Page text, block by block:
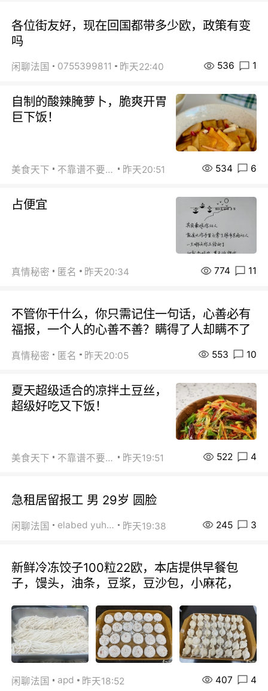
各位街友好，现在回国都带多少欧，政策有变
吗
闲聊法国 0755399811 昨天22:40 536 1
自制的酸辣腌萝卜，脆爽开胃
巨下饭！
美食天下 不靠谱不要联系 昨天20:51 534 6
占便宜
真情秘密 匿名 昨天20:34 774 11
不管你干什么，你只需记住一句话，心善必有
福报，一个人的心善不善？瞒得了人却瞒不了
真情秘密 匿名 昨天20:05 553 10
夏天超级适合的凉拌土豆丝，
超级好吃又下饭！
美食天下 不靠谱不要联系 昨天19:51 522 4
急租居留报工 男 29岁 圆脸
闲聊法国 elabed yuhua 昨天19:38 245 3
新鲜冷冻饺子100粒22欧，本店提供早餐包
子，馒头，油条，豆浆，豆沙包，小麻花，
闲聊法国 apd 昨天18:52 407 4